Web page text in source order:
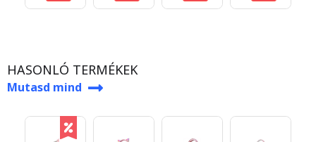
HASONLÓ TERMÉKEK
Mutasd mind